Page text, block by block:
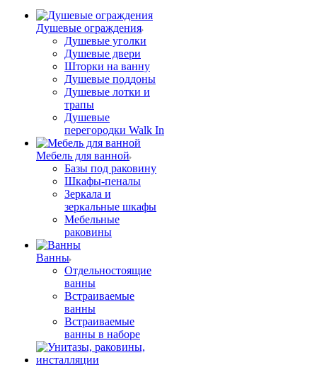
Душевые ограждения
Душевые уголки
Душевые двери
Шторки на ванну
Душевые поддоны
Душевые лотки и
трапы
Душевые
перегородки Walk In
Мебель для ванной
Базы под раковину
Шкафы-пеналы
Зеркала и
зеркальные шкафы
Мебельные
раковины
Ванны
Отдельностоящие
ванны
Встраиваемые
ванны
Встраиваемые
ванны в наборе